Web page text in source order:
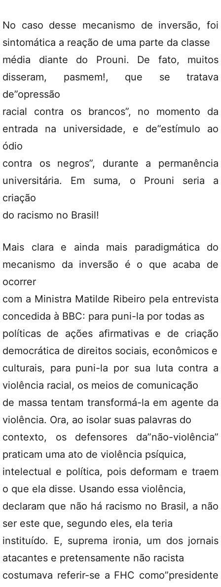
No caso desse mecanismo de inversão, foi
sintomática a reação de uma parte da classe
média diante do Prouni. De fato, muitos
disseram, pasmem!, que se tratava
de”opressão
racial contra os brancos”, no momento da
entrada na universidade, e de”estímulo ao
ódio
contra os negros”, durante a permanência
universitária. Em suma, o Prouni seria a
criação
do racismo no Brasil!
Mais clara e ainda mais paradigmática do
mecanismo da inversão é o que acaba de
ocorrer
com a Ministra Matilde Ribeiro pela entrevista
concedida à BBC: para puni-la por todas as
políticas de ações afirmativas e de criação
democrática de direitos sociais, econômicos e
culturais, para puni-la por sua luta contra a
violência racial, os meios de comunicação
de massa tentam transformá-la em agente da
violência. Ora, ao isolar suas palavras do
contexto, os defensores da”não-violência”
praticam uma ato de violência psíquica,
intelectual e política, pois deformam e traem
o que ela disse. Usando essa violência,
declaram que não há racismo no Brasil, a não
ser este que, segundo eles, ela teria
instituído. E, suprema ironia, um dos jornais
atacantes e pretensamente não racista
costumava referir-se a FHC como”presidente